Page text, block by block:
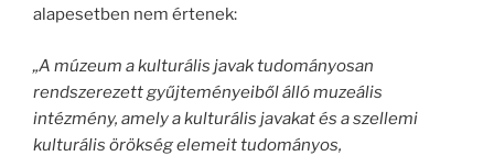
alapesetben nem értenek:
„A múzeum a kulturális javak tudományosan
rendszerezett gyűjteményeiből álló muzeális
intézmény, amely a kulturális javakat és a szellemi
kulturális örökség elemeit tudományos,